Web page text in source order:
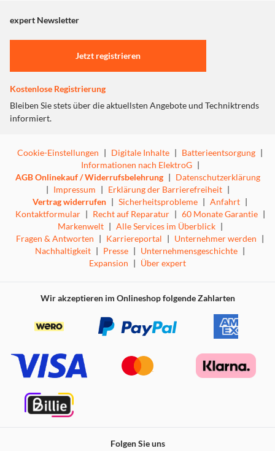
"Marketing".
Einstellungen anpassen
expert Newsletter
Jetzt registrieren
Kostenlose Registrierung
Bleiben Sie stets über die aktuellsten Angebote und Techniktrends
informiert.
Cookie-Einstellungen | Digitale Inhalte | Batterieentsorgung |
Informationen nach ElektroG |
AGB Onlinekauf / Widerrufsbelehrung | Datenschutzerklärung
| Impressum | Erklärung der Barrierefreiheit |
Vertrag widerrufen | Sicherheitsprobleme | Anfahrt |
Kontaktformular | Recht auf Reparatur | 60 Monate Garantie |
Markenwelt | Alle Services im Überblick |
Fragen & Antworten | Karriereportal | Unternehmer werden |
Nachhaltigkeit | Presse | Unternehmensgeschichte |
Expansion | Über expert
Wir akzeptieren im Onlineshop folgende Zahlarten
Folgen Sie uns